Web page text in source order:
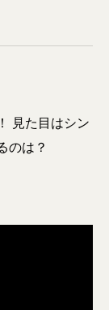
見た目はシン
のは？